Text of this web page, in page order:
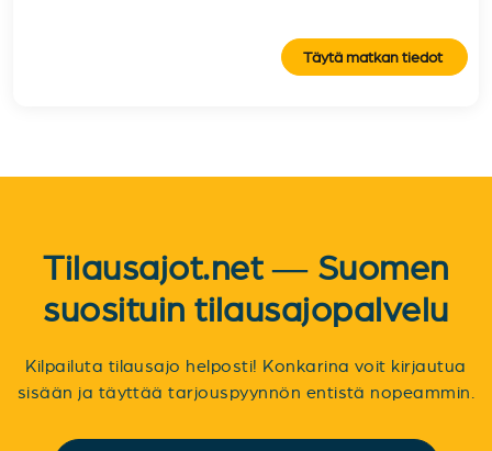
Täytä matkan tiedot
Tilausajot.net — Suomen
suosituin tilausajopalvelu
Kilpailuta tilausajo helposti! Konkarina voit kirjautua
sisään ja täyttää tarjouspyynnön entistä nopeammin.